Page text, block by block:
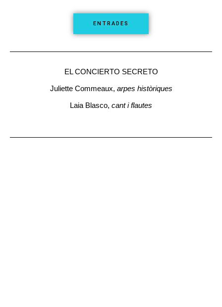
ENTRADES
EL CONCIERTO SECRETO
Juliette Commeaux, arpes històriques
Laia Blasco, cant i flautes